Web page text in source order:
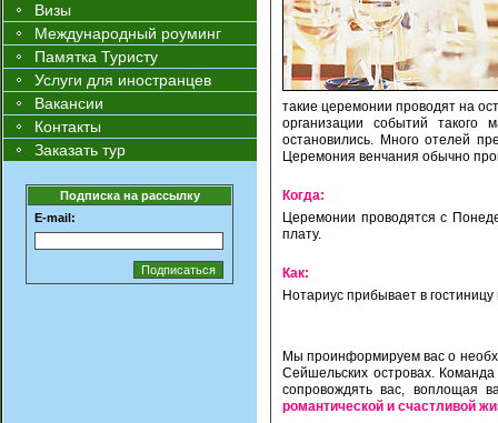
Визы
Международный роуминг
Памятка Туристу
Услуги для иностранцев
Вакансии
Контакты
Заказать тур
Подписка на рассылку
E-mail:
такие церемонии проводят на
организации событий
остановились. Много отелей
Церемония венчания обычно
Когда:
Церемонии проводятся с
плату.
Как:
Нотариус прибывает в
Мы проинформируем вас о
Сейшельских островах.
сопровождять вас, воплощая
романтической и счастливой